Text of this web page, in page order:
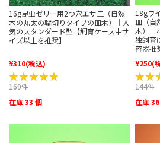
16g昆虫ゼリー用2つ穴エサ皿（自然
木の丸太の輪切りタイプの皿木）｜人
気のスタンダード型【飼育ケース中サ
イズ以上を推奨】
¥310(税込)
★★★★★
★★★★★
169件
在庫 33 個
18gワ
皿（自
木）｜
独飼育
容器推
¥250(
144件
在庫